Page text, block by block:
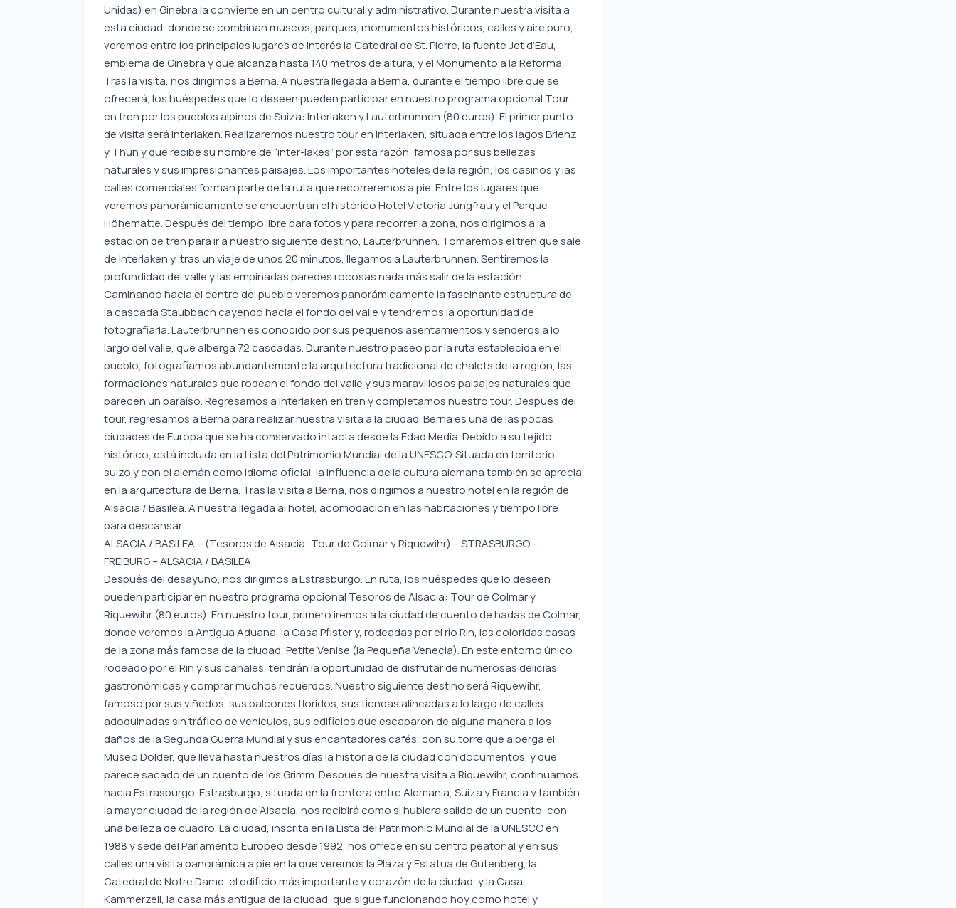
Unidas) en Ginebra la convierte en un centro cultural y administrativo. Durante nuestra visita a
esta ciudad, donde se combinan museos, parques, monumentos históricos, calles y aire puro,
veremos entre los principales lugares de interés la Catedral de St. Pierre, la fuente Jet d’Eau,
emblema de Ginebra y que alcanza hasta 140 metros de altura, y el Monumento a la Reforma.
Tras la visita, nos dirigimos a Berna. A nuestra llegada a Berna, durante el tiempo libre que se
ofrecerá, los huéspedes que lo deseen pueden participar en nuestro programa opcional Tour
en tren por los pueblos alpinos de Suiza: Interlaken y Lauterbrunnen (80 euros). El primer punto
de visita será Interlaken. Realizaremos nuestro tour en Interlaken, situada entre los lagos Brienz
y Thun y que recibe su nombre de “inter-lakes” por esta razón, famosa por sus bellezas
naturales y sus impresionantes paisajes. Los importantes hoteles de la región, los casinos y las
calles comerciales forman parte de la ruta que recorreremos a pie. Entre los lugares que
veremos panorámicamente se encuentran el histórico Hotel Victoria Jungfrau y el Parque
Höhematte. Después del tiempo libre para fotos y para recorrer la zona, nos dirigimos a la
estación de tren para ir a nuestro siguiente destino, Lauterbrunnen. Tomaremos el tren que sale
de Interlaken y, tras un viaje de unos 20 minutos, llegamos a Lauterbrunnen. Sentiremos la
profundidad del valle y las empinadas paredes rocosas nada más salir de la estación.
Caminando hacia el centro del pueblo veremos panorámicamente la fascinante estructura de
la cascada Staubbach cayendo hacia el fondo del valle y tendremos la oportunidad de
fotografiarla. Lauterbrunnen es conocido por sus pequeños asentamientos y senderos a lo
largo del valle, que alberga 72 cascadas. Durante nuestro paseo por la ruta establecida en el
pueblo, fotografiamos abundantemente la arquitectura tradicional de chalets de la región, las
formaciones naturales que rodean el fondo del valle y sus maravillosos paisajes naturales que
parecen un paraíso. Regresamos a Interlaken en tren y completamos nuestro tour. Después del
tour, regresamos a Berna para realizar nuestra visita a la ciudad. Berna es una de las pocas
ciudades de Europa que se ha conservado intacta desde la Edad Media. Debido a su tejido
histórico, está incluida en la Lista del Patrimonio Mundial de la UNESCO. Situada en territorio
suizo y con el alemán como idioma oficial, la influencia de la cultura alemana también se aprecia
en la arquitectura de Berna. Tras la visita a Berna, nos dirigimos a nuestro hotel en la región de
Alsacia / Basilea. A nuestra llegada al hotel, acomodación en las habitaciones y tiempo libre
para descansar.
ALSACIA / BASILEA – (Tesoros de Alsacia: Tour de Colmar y Riquewihr) – STRASBURGO –
FREIBURG – ALSACIA / BASILEA
Después del desayuno, nos dirigimos a Estrasburgo. En ruta, los huéspedes que lo deseen
pueden participar en nuestro programa opcional Tesoros de Alsacia: Tour de Colmar y
Riquewihr (80 euros). En nuestro tour, primero iremos a la ciudad de cuento de hadas de Colmar,
donde veremos la Antigua Aduana, la Casa Pfister y, rodeadas por el río Rin, las coloridas casas
de la zona más famosa de la ciudad, Petite Venise (la Pequeña Venecia). En este entorno único
rodeado por el Rin y sus canales, tendrán la oportunidad de disfrutar de numerosas delicias
gastronómicas y comprar muchos recuerdos. Nuestro siguiente destino será Riquewihr,
famoso por sus viñedos, sus balcones floridos, sus tiendas alineadas a lo largo de calles
adoquinadas sin tráfico de vehículos, sus edificios que escaparon de alguna manera a los
daños de la Segunda Guerra Mundial y sus encantadores cafés, con su torre que alberga el
Museo Dolder, que lleva hasta nuestros días la historia de la ciudad con documentos, y que
parece sacado de un cuento de los Grimm. Después de nuestra visita a Riquewihr, continuamos
hacia Estrasburgo. Estrasburgo, situada en la frontera entre Alemania, Suiza y Francia y también
la mayor ciudad de la región de Alsacia, nos recibirá como si hubiera salido de un cuento, con
una belleza de cuadro. La ciudad, inscrita en la Lista del Patrimonio Mundial de la UNESCO en
1988 y sede del Parlamento Europeo desde 1992, nos ofrece en su centro peatonal y en sus
calles una visita panorámica a pie en la que veremos la Plaza y Estatua de Gutenberg, la
Catedral de Notre Dame, el edificio más importante y corazón de la ciudad, y la Casa
Kammerzell, la casa más antigua de la ciudad, que sigue funcionando hoy como hotel y